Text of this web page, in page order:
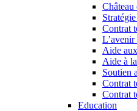
Contrat
L’avenir
Aide
Aide à
Soutien
Contrat
Contrat
Education